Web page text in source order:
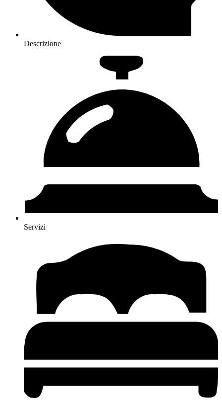
Descrizione
Servizi